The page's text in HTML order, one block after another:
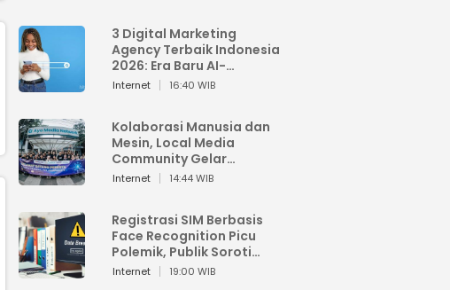
3 Digital Marketing
Agency Terbaik Indonesia
2026: Era Baru AI-
Powered Marketing
Internet 16:40 WIB
Kolaborasi Manusia dan
Mesin, Local Media
Community Gelar
Workshop Google AI
Internet 14:44 WIB
Registrasi SIM Berbasis
Face Recognition Picu
Polemik, Publik Soroti
Risiko Kebocoran Data
Internet 19:00 WIB